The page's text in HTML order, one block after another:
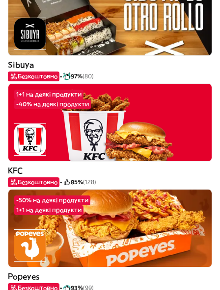
Sibuya
Безкоштовно 97%(80)
1+1 на деякі продукти
-40% на деякі продукти
KFC
Безкоштовно 85%(128)
-50% на деякі продукти
1+1 на деякі продукти
Popeyes
Безкоштовно 93%(99)